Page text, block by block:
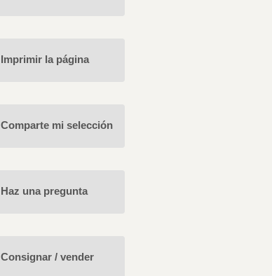
Imprimir la página
Comparte mi selección
Haz una pregunta
Consignar / vender